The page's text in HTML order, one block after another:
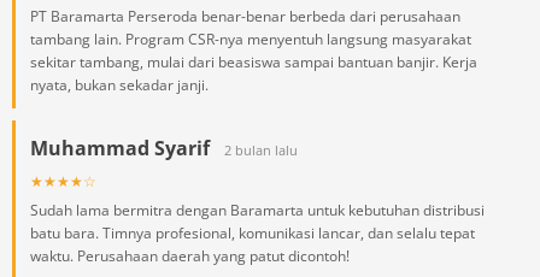
PT Baramarta Perseroda benar-benar berbeda dari perusahaan
tambang lain. Program CSR-nya menyentuh langsung masyarakat
sekitar tambang, mulai dari beasiswa sampai bantuan banjir. Kerja
nyata, bukan sekadar janji.
Muhammad Syarif 2 bulan lalu
★★★★☆
Sudah lama bermitra dengan Baramarta untuk kebutuhan distribusi
batu bara. Timnya profesional, komunikasi lancar, dan selalu tepat
waktu. Perusahaan daerah yang patut dicontoh!